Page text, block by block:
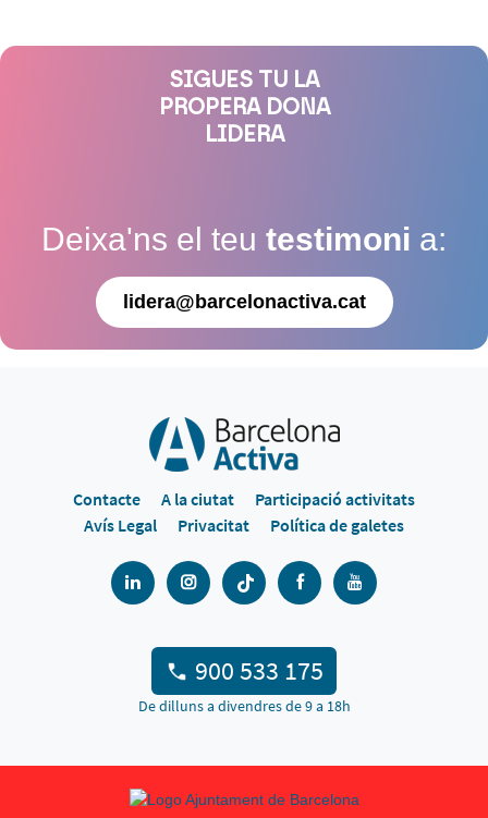
SIGUES TU LA
PROPERA DONA
LIDERA
Deixa'ns el teu testimoni a:
lidera@barcelonactiva.cat
Contacte A la ciutat
Participació activitats
Avís Legal
Privacitat Política de galetes
900 533 175
De dilluns a divendres de 9 a 18h